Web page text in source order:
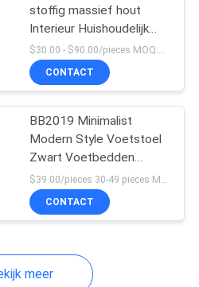
stoffig massief hout
Interieur Huishoudelijk
meubilair Moderne
slaapkamer Bedside
Table
$30.00 - $90.00/pieces MOQ:10 stuks
CONTACT
BB2019 Minimalist
Modern Style Voetstoel
Zwart Voetbedden
Vierkante Stoffen Bank
Ottomaans
$39.00/pieces 30-49 pieces MOQ:30 stuks
CONTACT
meer